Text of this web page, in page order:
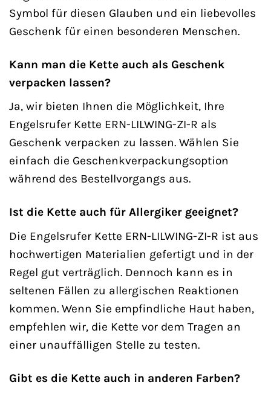
Symbol für diesen Glauben und ein liebevolles
Geschenk für einen besonderen Menschen.
Kann man die Kette auch als Geschenk
verpacken lassen?
Ja, wir bieten Ihnen die Möglichkeit, Ihre
Engelsrufer Kette ERN-LILWING-ZI-R als
Geschenk verpacken zu lassen. Wählen Sie
einfach die Geschenkverpackungsoption
während des Bestellvorgangs aus.
Ist die Kette auch für Allergiker geeignet?
Die Engelsrufer Kette ERN-LILWING-ZI-R ist aus
hochwertigen Materialien gefertigt und in der
Regel gut verträglich. Dennoch kann es in
seltenen Fällen zu allergischen Reaktionen
kommen. Wenn Sie empfindliche Haut haben,
empfehlen wir, die Kette vor dem Tragen an
einer unauffälligen Stelle zu testen.
Gibt es die Kette auch in anderen Farben?